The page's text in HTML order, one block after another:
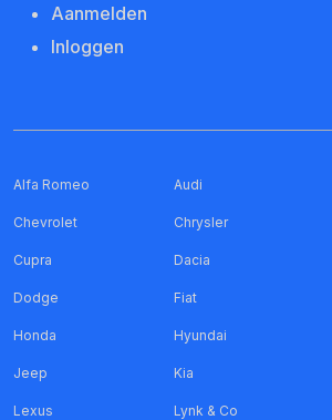
Aanmelden
Inloggen
Alfa Romeo Audi
Chevrolet Chrysler
Cupra Dacia
Dodge Fiat
Honda Hyundai
Jeep Kia
Lexus Lynk & Co